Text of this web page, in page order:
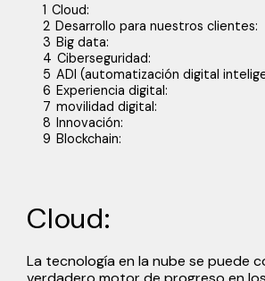
1 Cloud:
2 Desarrollo para nuestros clientes:
3 Big data:
4 Ciberseguridad:
5 ADI (automatización digital
6 Experiencia digital:
7 movilidad digital:
8 Innovación:
9 Blockchain:
Cloud:
La tecnología en la nube se puede